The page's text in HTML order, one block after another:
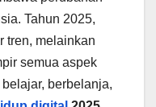
Tahun 2025,
tren, melainkan
semua aspek
berbelanja,